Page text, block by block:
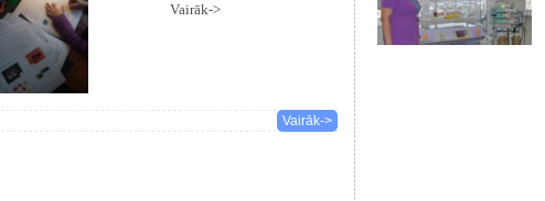
Vairāk->
Vairāk->